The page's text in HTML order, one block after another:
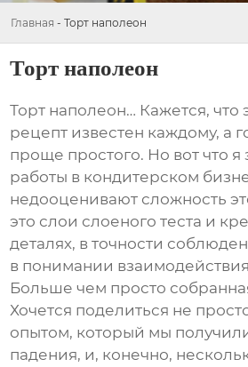
Главная - Торт наполеон
Торт наполеон
Торт наполеон… Кажется, что
рецепт известен каждому, а
проще простого. Но вот что я
работы в кондитерском
недооценивают сложность
это слои слоеного теста и
деталях, в точности
в понимании
Больше чем просто
Хочется поделиться не
опытом, который мы
падения, и, конечно,